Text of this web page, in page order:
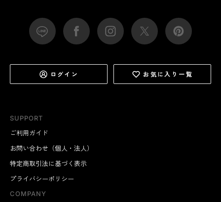
SUPPORT
ご利用ガイド
お問い合わせ（個人・法人）
特定商取引法に基づく表示
プライバシーポリシー
COMPANY
ログイン お気に入り一覧